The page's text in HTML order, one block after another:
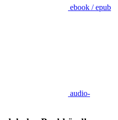
ebook / epub
audio-